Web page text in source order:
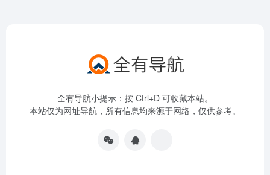
全有导航小提示：按 Ctrl+D 可收藏本站。
本站仅为网址导航，所有信息均来源于网络，仅供参考。